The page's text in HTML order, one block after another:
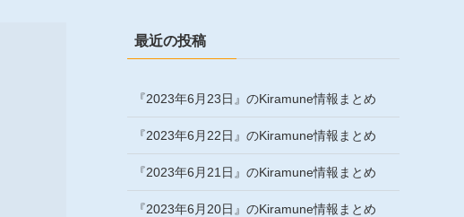
最近の投稿
『2023年6月23日』のKiramune情報まとめ
『2023年6月22日』のKiramune情報まとめ
『2023年6月21日』のKiramune情報まとめ
『2023年6月20日』のKiramune情報まとめ